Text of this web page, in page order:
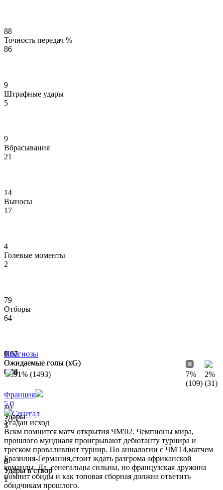
88
Точность передач %
86
9
Штрафные удары
5
9
Вбрасывания
21
14
Выносы
17
4
Голевые моменты
2
79
Отборы
64
0.02
Ожидаемые голы (xG)
0.44
1
Удары
5
0
Удары в створ
1
1.87
Ожидаемые голы (xG)
0.06
10
Удары
1
8
Удары в створ
1
Прогнозы
91% (1493)
7%
(109)
2%
(31)
Франция
5 0
Сенегал
Угадан исход
Вскм помнится матч открытия ЧМ'02. Чемпионы мира,
прошлого мундиаля проигрывают дебютанту турнира и
треском проваливпют турнир. По анналогии с ЧМ'14,матчем
Бразилия-Германия,стоит ждать разгрома африканской
команды. Да, сенегальцы сильны, но французская дружина
помнит обиды и как топовая сборная должна ответить
обидчикам прошлого.